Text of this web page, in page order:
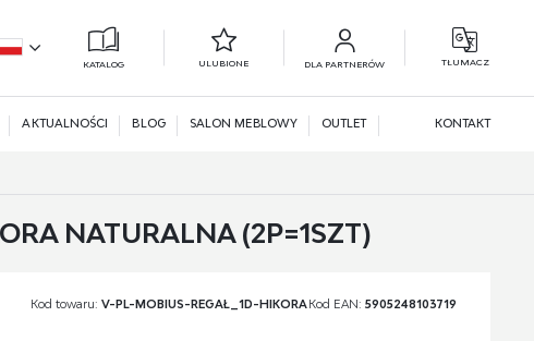
KATALOG ULUBIONE DLA PARTNERÓW TŁUMACZ
AKTUALNOŚCI BLOG SALON MEBLOWY OUTLET KONTAKT
NATURALNA (2P=1SZT)
Kod towaru: V-PL-MOBIUS-REGAŁ_1D-HIKORAKod EAN: 5905248103719